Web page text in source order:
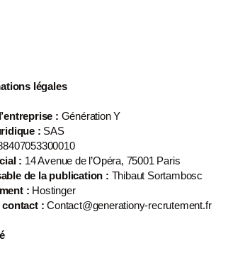
légales
: Génération Y
: SAS
: 14 Avenue de l’Opéra, 75001 Paris
de la publication : Thibaut Sortambosc
: Hostinger
contact: Contact@generationy-recrutement.fr